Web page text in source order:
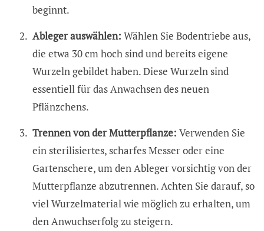
beginnt.
Ableger auswählen: Wählen Sie Bodentriebe aus,
die etwa 30 cm hoch sind und bereits eigene
Wurzeln gebildet haben. Diese Wurzeln sind
essentiell für das Anwachsen des neuen
Pflänzchens.
Trennen von der Mutterpflanze: Verwenden Sie
ein sterilisiertes, scharfes Messer oder eine
Gartenschere, um den Ableger vorsichtig von der
Mutterpflanze abzutrennen. Achten Sie darauf, so
viel Wurzelmaterial wie möglich zu erhalten, um
den Anwuchserfolg zu steigern.